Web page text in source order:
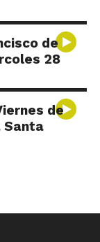
de
28
de
Santa